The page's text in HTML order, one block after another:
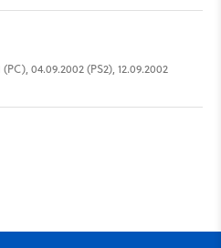
(PC), 04.09.2002 (PS2), 12.09.2002